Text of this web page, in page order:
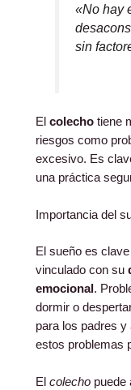
«No hay
sin
El colecho tiene
riesgos como
excesivo. Es
una práctica
Importancia del
El sueño es clave
vinculado con su
emocional .
dormir o
para los padres
estos problemas
El colecho puede